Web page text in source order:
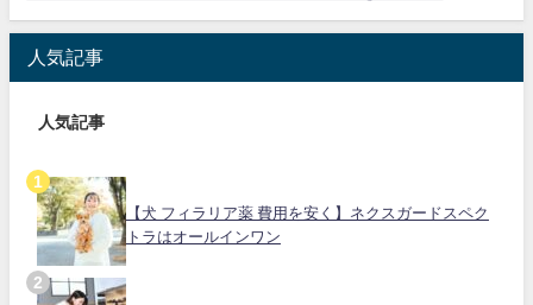
人気記事
人気記事
【犬 フィラリア薬 費用を安く】ネクスガードスペク
トラはオールインワン